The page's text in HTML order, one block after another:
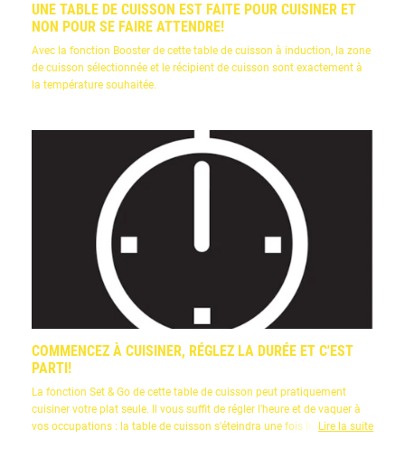
UNE TABLE DE CUISSON EST FAITE POUR CUISINER ET
NON POUR SE FAIRE ATTENDRE!
Avec la fonction Booster de cette table de cuisson à induction, la zone
de cuisson sélectionnée et le récipient de cuisson sont exactement à
la température souhaitée.
COMMENCEZ À CUISINER, RÉGLEZ LA DURÉE ET C'EST
PARTI!
La fonction Set & Go de cette table de cuisson peut pratiquement
cuisiner votre plat seule. Il vous suffit de régler l'heure et de vaquer à
vos occupations : la table de cuisson s'éteindra une fois le tempsLire la suite